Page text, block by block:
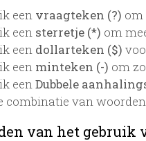
een vraagteken (?) om
een sterretje (*) om
een dollarteken ($)
een minteken (-) om
eenDubbele
combinatie van
van het gebruik